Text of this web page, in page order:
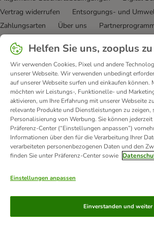
Vertrag widerrufen
Entsorgungs- und
Zahlungsarten
Über uns
Corporate Website
Helfen Sie uns, zooplus
Wir verwenden Cookies, Pixel und andere
unserer Webseite. Wir verwenden unbedingt
auf unserer Webseite surfen und einkaufen können.
möchten wir Leistungs-, Funktionelle- und
aktivieren, um Ihre Erfahrung mit unserer Webseite
relevante Produkte und Dienstleistungen zu zeigen,
Personalisierung von Werbung. Sie können
Präferenz-Center (“Einstellungen anpassen”)
Informationen über den für die Verarbeitung Ihrer
verarbeiteten personenbezogenen Daten und den
finden Sie unter Präferenz-Center sowie
Einstellungen anpassen
Einverstanden und weiter